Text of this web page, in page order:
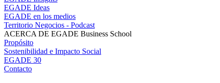
EGADE Ideas
EGADE en los medios
Territorio Negocios - Podcast
ACERCA DE EGADE Business School
Propósito
Sostenibilidad e Impacto Social
EGADE 30
Contacto